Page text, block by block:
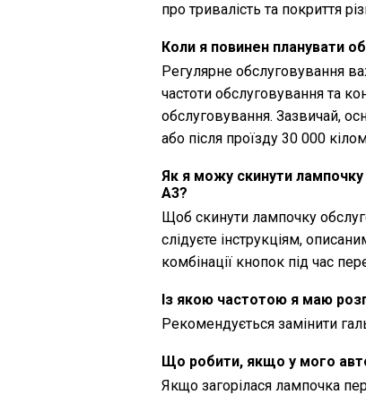
про тривалість та покриття
Коли я повинен планувати
Регулярне обслуговування
частоти обслуговування та
обслуговування. Зазвичай,
або після проїзду 30 000
Як я можу скинути лампочку
A3?
Щоб скинути лампочку
слідуєте інструкціям,
комбінації кнопок під час
Із якою частотою я маю
Рекомендується замінити
Що робити, якщо у мого
Якщо загорілася лампочка